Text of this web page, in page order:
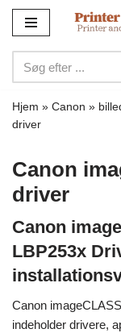
indhold
Hjem » Canon »
driver
Canon
driver
Canon
LBP253x
Canon
indeholder drivere,